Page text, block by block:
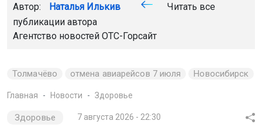
Автор: Наталья Илькив
Читать все
публикации автора
Агентство новостей ОТС-Горсайт
Толмачёво отмена авиарейсов 7 июля Новосибирск
Главная Новости Здоровье
Здоровье 7 августа 2026 - 22:30